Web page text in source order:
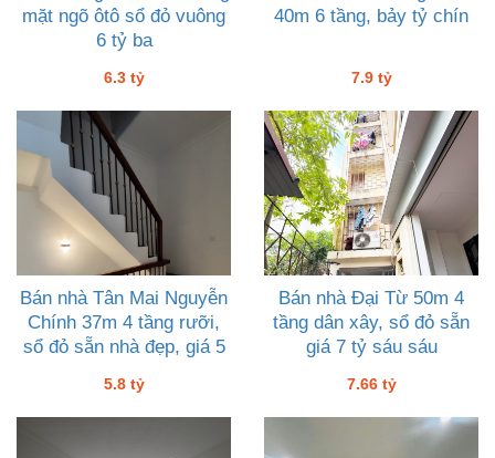
mặt ngõ ôtô sổ đỏ vuông
6 tỷ ba
6.3 tỷ
40m 6 tầng, bảy tỷ chín
7.9 tỷ
Bán nhà Tân Mai Nguyễn
Chính 37m 4 tầng rưỡi,
sổ đỏ sẵn nhà đẹp, giá 5
5.8 tỷ
Bán nhà Đại Từ 50m 4
tầng dân xây, sổ đỏ sẵn
giá 7 tỷ sáu sáu
7.66 tỷ